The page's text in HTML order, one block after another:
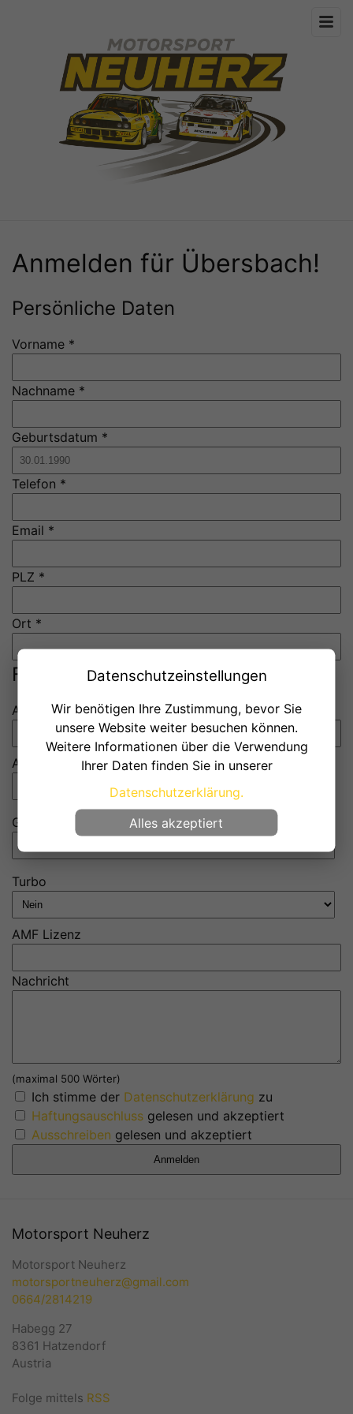
Anmelden für Übersbach!
Persönliche Daten
Vorname *
Nachname *
Geburtsdatum *
Telefon *
Email *
PLZ *
Ort *
Fahrzeug
Auto
Antrieb *
Gruppe *
Turbo
AMF Lizenz
Nachricht
(maximal 500 Wörter)
Ich stimme der Datenschutzerklärung zu
Haftungsauschluss gelesen und akzeptiert
Ausschreiben gelesen und akzeptiert
Motorsport Neuherz
Motorsport Neuherz
motorsportneuherz@gmail.com
0664/2814219
Habegg 27
8361 Hatzendorf
Austria
Folge mittels RSS
Datenschutzeinstellungen
Wir benötigen Ihre Zustimmung, bevor Sie
unsere Website weiter besuchen können.
Weitere Informationen über die Verwendung
Ihrer Daten finden Sie in unserer
Datenschutzerklärung.
Alles akzeptiert